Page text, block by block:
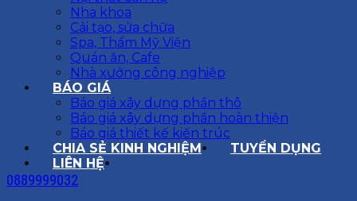
Nha khoa
Cải tạo, sửa chữa
Spa, Thẩm Mỹ Viện
Quán ăn, Cafe
Nhà xưởng công nghiệp
BÁO GIÁ
Báo giá xây dựng phần thô
Báo giá xây dựng phần hoàn thiện
Báo giá thiết kế kiến trúc
CHIA SẺ KINH NGHIỆM
TUYỂN DỤNG
LIÊN HỆ
0889999032